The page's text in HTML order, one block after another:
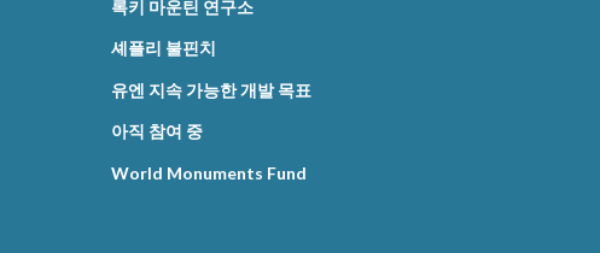
록키 마운틴 연구소
셰플리 불핀치
유엔 지속 가능한 개발 목표
아직 참여 중
World Monuments Fund